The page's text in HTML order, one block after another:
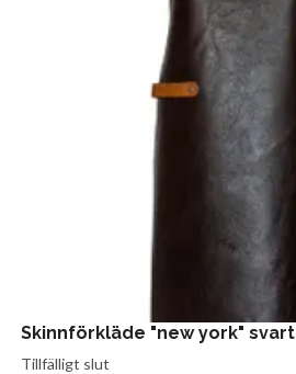
Skinnförkläde "new york" svart
Tillfälligt slut